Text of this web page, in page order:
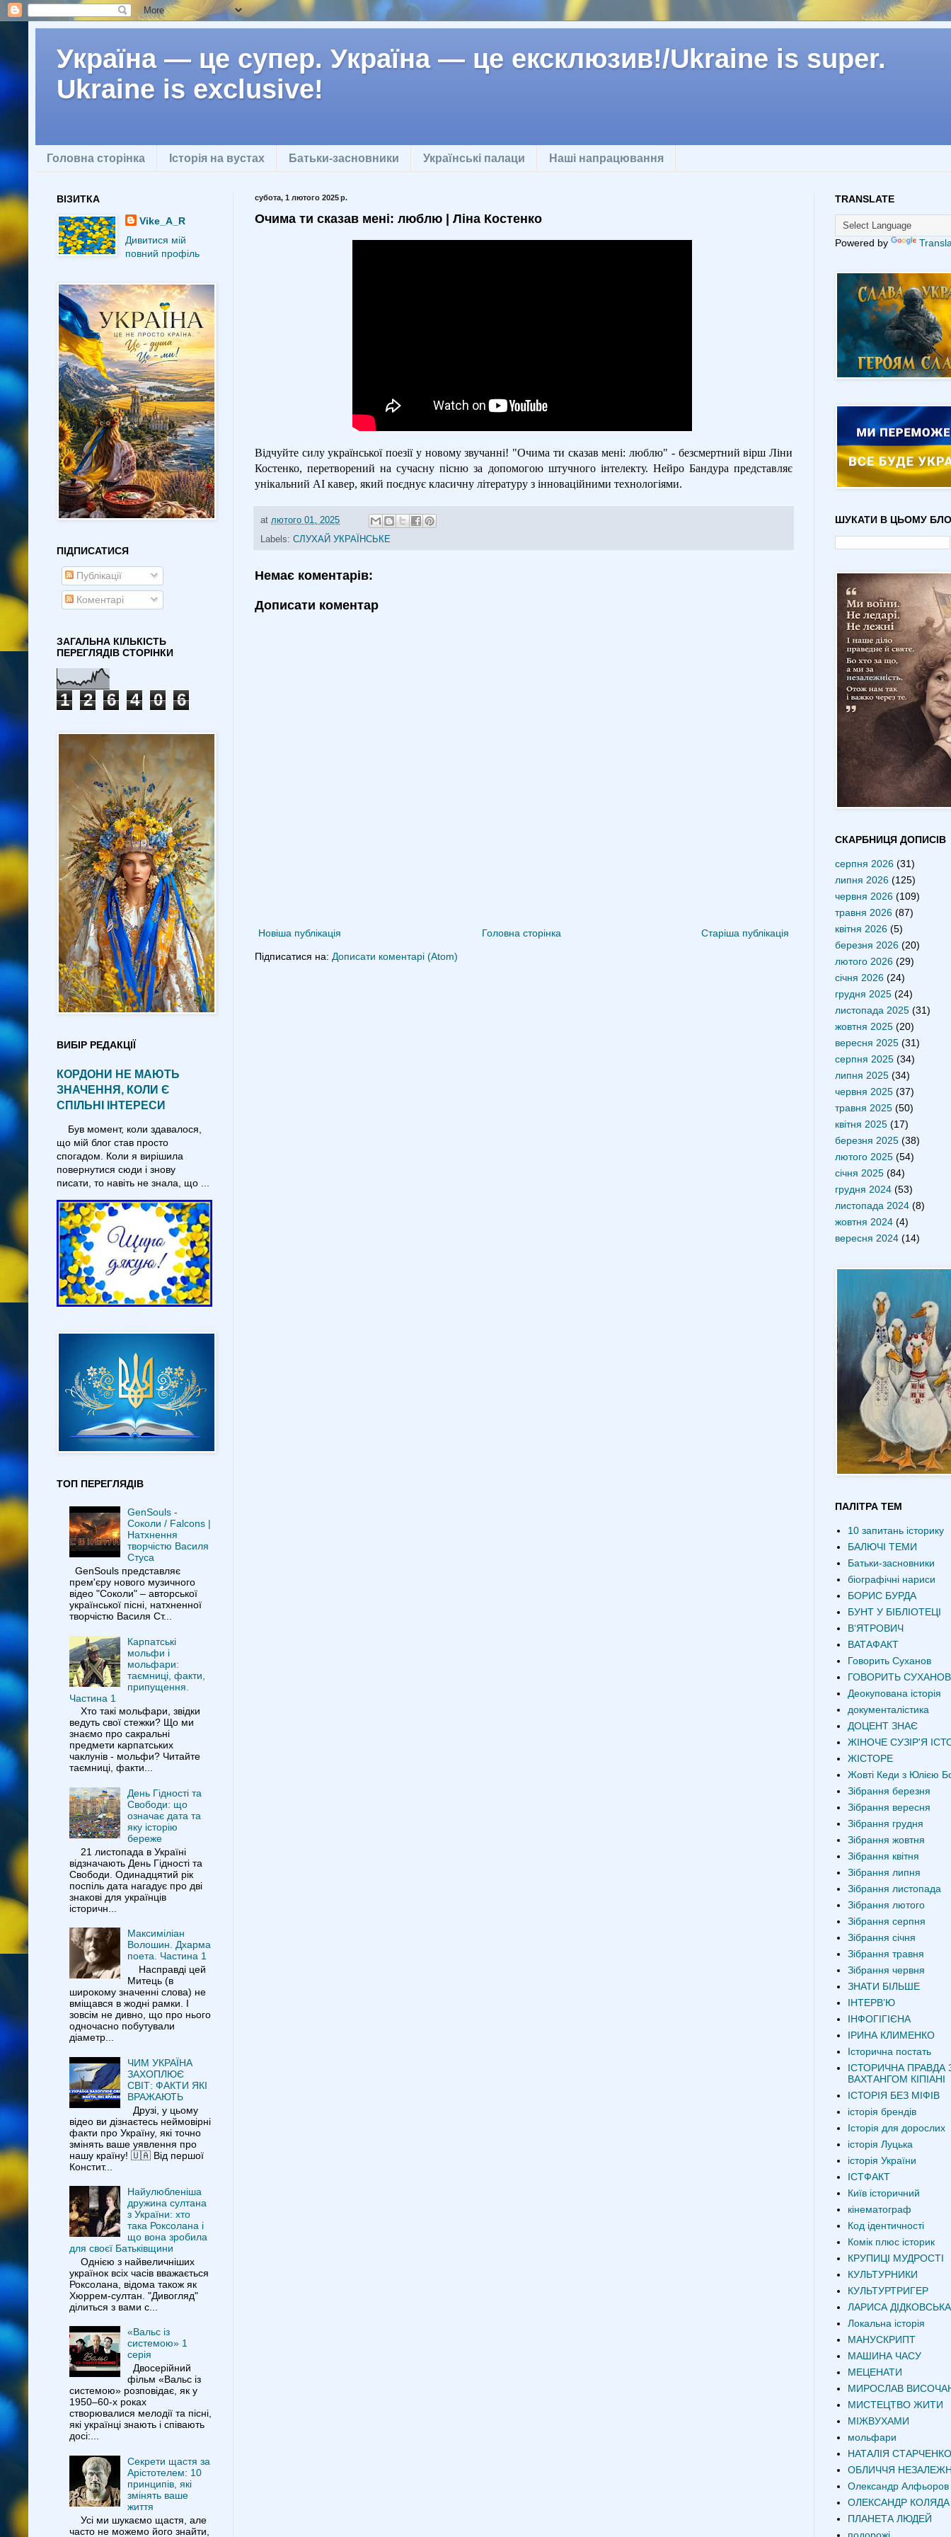
Україна — це супер. Україна — це ексклюзив!/Ukraine is super.
Ukraine is exclusive!
Головна сторінка Історія на вустах Батьки-засновники Українські палаци Наші напрацювання
субота, 1 лютого 2025 р.
Очима ти сказав мені: люблю | Ліна Костенко
Відчуйте силу української поезії у новому звучанні! "Очима ти сказав мені: люблю" - безсмертний вірш Ліни
Костенко, перетворений на сучасну пісню за допомогою штучного інтелекту. Нейро Бандура представляє
унікальний AI кавер, який поєднує класичну літературу з інноваційними технологіями.
at лютого 01, 2025
Labels: СЛУХАЙ УКРАЇНСЬКЕ
Немає коментарів:
Дописати коментар
Новіша публікація Старіша публікація
Головна сторінка
Підписатися на: Дописати коментарі (Atom)
ВІЗИТКА
Vike_A_R
Дивитися мій
повний профіль
ПІДПИСАТИСЯ
Публікації
Коментарі
ЗАГАЛЬНА КІЛЬКІСТЬ
ПЕРЕГЛЯДІВ СТОРІНКИ
1 2 6 4 0 6
ВИБІР РЕДАКЦІЇ
КОРДОНИ НЕ МАЮТЬ
ЗНАЧЕННЯ, КОЛИ Є
СПІЛЬНІ ІНТЕРЕСИ
Був момент, коли здавалося,
що мій блог став просто
спогадом. Коли я вирішила
повернутися сюди і знову
писати, то навіть не знала, що ...
ТОП ПЕРЕГЛЯДІВ
GenSouls -
Соколи / Falcons |
Натхнення
творчістю Василя
Стуса
GenSouls представляє
прем'єру нового музичного
відео "Соколи" – авторської
української пісні, натхненної
творчістю Василя Ст...
Карпатські
мольфи і
мольфари:
таємниці, факти,
припущення.
Частина 1
Хто такі мольфари, звідки
ведуть свої стежки? Що ми
знаємо про сакральні
предмети карпатських
чаклунів - мольфи? Читайте
таємниці, факти...
День Гідності та
Свободи: що
означає дата та
яку історію
береже
21 листопада в Україні
відзначають День Гідності та
Свободи. Одинадцятий рік
поспіль дата нагадує про дві
знакові для українців
історичн...
Максиміліан
Волошин. Дхарма
поета. Частина 1
Насправді цей
Митець (в
широкому значенні слова) не
вміщався в жодні рамки. І
зовсім не дивно, що про нього
одночасно побутували
діаметр...
ЧИМ УКРАЇНА
ЗАХОПЛЮЄ
СВІТ: ФАКТИ ЯКІ
ВРАЖАЮТЬ
Друзі, у цьому
відео ви дізнаєтесь неймовірні
факти про Україну, які точно
змінять ваше уявлення про
нашу країну! 🇺🇦 Від першої
Констит...
Найулюбленіша
дружина султана
з України: хто
така Роксолана і
що вона зробила
для своєї Батьківщини
Однією з найвеличніших
українок всіх часів вважається
Роксолана, відома також як
Хюррем-султан. "Дивогляд"
ділиться з вами с...
«Вальс із
системою» 1
серія
Двосерійний
фільм «Вальс із
системою» розповідає, як у
1950–60-х роках
створювалися мелодії та пісні,
які українці знають і співають
досі:...
Секрети щастя за
Арістотелем: 10
принципів, які
змінять ваше
життя
Усі ми шукаємо щастя, але
часто не можемо його знайти,
TRANSLATE
Powered by
ШУКАТИ В ЦЬОМУ
СКАРБНИЦЯ ДОПИСІВ
серпня 2026 (31)
липня 2026 (125)
червня 2026 (109)
травня 2026 (87)
квітня 2026 (5)
березня 2026 (20)
лютого 2026 (29)
січня 2026 (24)
грудня 2025 (24)
листопада 2025 (31)
жовтня 2025 (20)
вересня 2025 (31)
серпня 2025 (34)
липня 2025 (34)
червня 2025 (37)
травня 2025 (50)
квітня 2025 (17)
березня 2025 (38)
лютого 2025 (54)
січня 2025 (84)
грудня 2024 (53)
листопада 2024 (8)
жовтня 2024 (4)
вересня 2024 (14)
ПАЛІТРА ТЕМ
10 запитань історику
БАЛЮЧІ ТЕМИ
Батьки-засновники
біографічні нариси
БОРИС БУРДА
БУНТ У БІБЛІОТЕЦІ
В‘ЯТРОВИЧ
ВАТАФАКТ
Говорить Суханов
ГОВОРИТЬ СУХАНОВ
Деокупована історія
документалістика
ДОЦЕНТ ЗНАЄ
ЖІНОЧЕ СУЗІР'Я
ЖІСТОРЕ
Жовті Кеди з Юлією
Зібрання березня
Зібрання вересня
Зібрання грудня
Зібрання жовтня
Зібрання квітня
Зібрання липня
Зібрання листопада
Зібрання лютого
Зібрання серпня
Зібрання січня
Зібрання травня
Зібрання червня
ЗНАТИ БІЛЬШЕ
ІНТЕРВʼЮ
ІНФОГІГІЄНА
ІРИНА КЛИМЕНКО
Історична постать
ІСТОРИЧНА ПРАВДА
ВАХТАНГОМ КІПІАНІ
ІСТОРІЯ БЕЗ МІФІВ
історія брендів
Історія для дорослих
історія Луцька
історія України
ІСТФАКТ
Київ історичний
кінематограф
Код ідентичності
Комік плюс історик
КРУПИЦІ МУДРОСТІ
КУЛЬТУРНИКИ
КУЛЬТУРТРИГЕР
ЛАРИСА ДІДКОВСЬКА
Локальна історія
МАНУСКРИПТ
МАШИНА ЧАСУ
МЕЦЕНАТИ
МИРОСЛАВ
МИСТЕЦТВО ЖИТИ
МІЖВУХАМИ
мольфари
НАТАЛІЯ СТАРЧЕНКО
ОБЛИЧЧЯ
Олександр Алфьоров
ОЛЕКСАНДР КОЛЯДА
ПЛАНЕТА ЛЮДЕЙ
подорожі